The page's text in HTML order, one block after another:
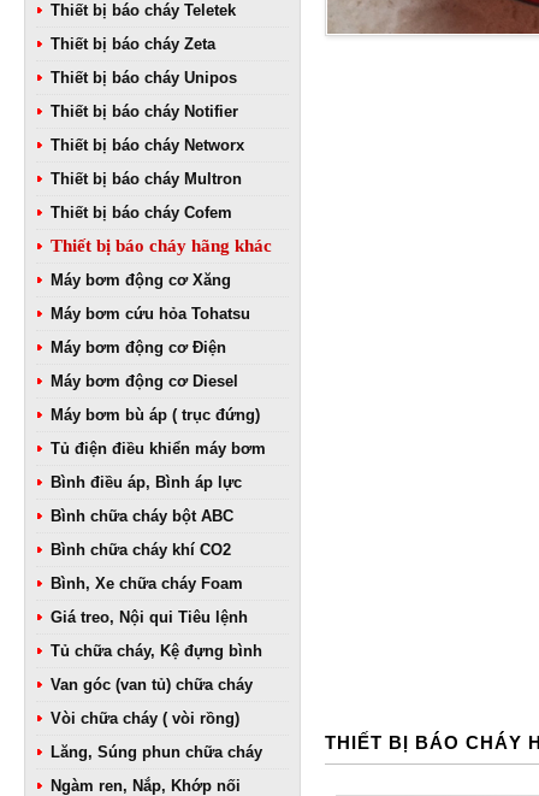
Thiết bị báo cháy Teletek
Thiết bị báo cháy Zeta
Thiết bị báo cháy Unipos
Thiết bị báo cháy Notifier
Thiết bị báo cháy Networx
Thiết bị báo cháy Multron
Thiết bị báo cháy Cofem
Thiết bị báo cháy hãng khác
Máy bơm động cơ Xăng
Máy bơm cứu hỏa Tohatsu
Máy bơm động cơ Điện
Máy bơm động cơ Diesel
Máy bơm bù áp ( trục đứng)
Tủ điện điều khiển máy bơm
Bình điều áp, Bình áp lực
Bình chữa cháy bột ABC
Bình chữa cháy khí CO2
Bình, Xe chữa cháy Foam
Giá treo, Nội qui Tiêu lệnh
Tủ chữa cháy, Kệ đựng bình
Van góc (van tủ) chữa cháy
Vòi chữa cháy ( vòi rồng)
Lăng, Súng phun chữa cháy
Ngàm ren, Nắp, Khớp nối
THIẾT BỊ BÁO CHÁY